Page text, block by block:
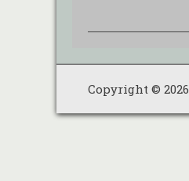
Copyright © 2026